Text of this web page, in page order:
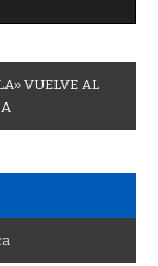
A» VUELVE AL
A